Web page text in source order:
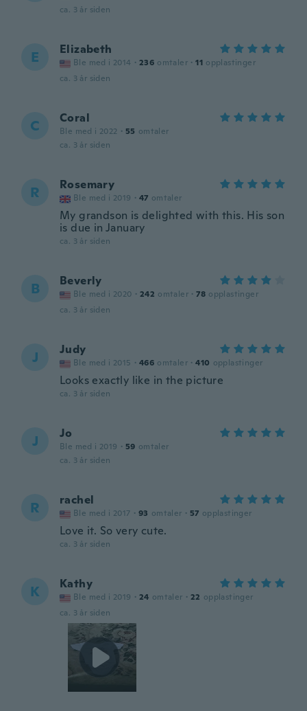
ca. 3 år siden
E Elizabeth
Ble med i 2014 · 236 omtaler · 11 opplastinger
ca. 3 år siden
C Coral
Ble med i 2022 · 55 omtaler
ca. 3 år siden
R Rosemary
Ble med i 2019 · 47 omtaler
My grandson is delighted with this. His son
is due in January
ca. 3 år siden
B Beverly
Ble med i 2020 · 242 omtaler · 78 opplastinger
ca. 3 år siden
J Judy
Ble med i 2015 · 466 omtaler · 410 opplastinger
Looks exactly like in the picture
ca. 3 år siden
J Jo
Ble med i 2019 · 59 omtaler
ca. 3 år siden
R rachel
Ble med i 2017 · 93 omtaler · 57 opplastinger
Love it. So very cute.
ca. 3 år siden
K Kathy
Ble med i 2019 · 24 omtaler · 22 opplastinger
ca. 3 år siden